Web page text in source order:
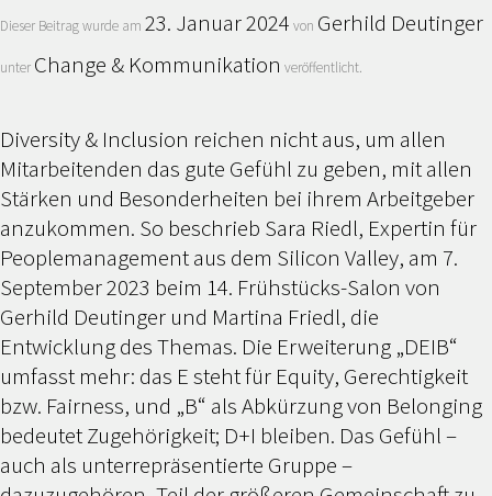
Dieser Beitrag wurde am 23. Januar 2024 von Gerhild Deutinger
unter Change & Kommunikation veröffentlicht.
Diversity & Inclusion reichen nicht aus, um allen
Mitarbeitenden das gute Gefühl zu geben, mit allen
Stärken und Besonderheiten bei ihrem Arbeitgeber
anzukommen. So beschrieb Sara Riedl, Expertin für
Peoplemanagement aus dem Silicon Valley, am 7.
September 2023 beim 14. Frühstücks-Salon von
Gerhild Deutinger und Martina Friedl, die
Entwicklung des Themas. Die Erweiterung „DEIB“
umfasst mehr: das E steht für Equity, Gerechtigkeit
bzw. Fairness, und „B“ als Abkürzung von Belonging
bedeutet Zugehörigkeit; D+I bleiben. Das Gefühl –
auch als unterrepräsentierte Gruppe –